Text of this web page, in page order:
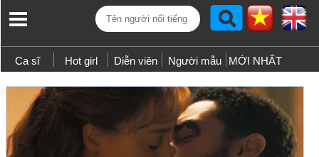
Ca sĩ Hot girl Diễn viên Người mẫu MỚI NHẤT